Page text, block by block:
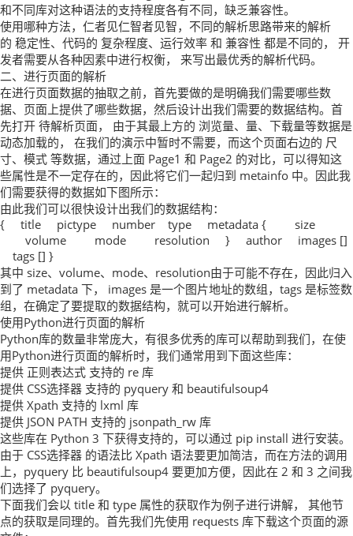
和不同库对这种语法的支持程度各有不同，缺乏兼容性。
使用哪种方法，仁者见仁智者见智，不同的解析思路带来的解析
的 稳定性、代码的 复杂程度、运行效率 和 兼容性 都是不同的， 开
发者需要从各种因素中进行权衡， 来写出最优秀的解析代码。
二、进行页面的解析
在进行页面数据的抽取之前，首先要做的是明确我们需要哪些数
据、页面上提供了哪些数据，然后设计出我们需要的数据结构。首
先打开 待解析页面， 由于其最上方的 浏览量、量、下载量等数据是
动态加载的， 在我们的演示中暂时不需要，而这个页面右边的 尺
寸、模式 等数据，通过上面 Page1 和 Page2 的对比，可以得知这
些属性是不一定存在的，因此将它们一起归到 metainfo 中。因此我
们需要获得的数据如下图所示：
由此我们可以很快设计出我们的数据结构：
{ title pictype number type metadata { size
volume mode resolution } author images []
tags [] }
其中 size、volume、mode、resolution由于可能不存在，因此归入
到了 metadata 下， images 是一个图片地址的数组，tags 是标签数
组，在确定了要提取的数据结构，就可以开始进行解析。
使用Python进行页面的解析
Python库的数量非常庞大，有很多优秀的库可以帮助到我们，在使
用Python进行页面的解析时，我们通常用到下面这些库：
提供 正则表达式 支持的 re 库
提供 CSS选择器 支持的 pyquery 和 beautifulsoup4
提供 Xpath 支持的 lxml 库
提供 JSON PATH 支持的 jsonpath_rw 库
这些库在 Python 3 下获得支持的，可以通过 pip install 进行安装。
由于 CSS选择器 的语法比 Xpath 语法要更加简洁，而在方法的调用
上，pyquery 比 beautifulsoup4 要更加方便，因此在 2 和 3 之间我
们选择了 pyquery。
下面我们会以 title 和 type 属性的获取作为例子进行讲解， 其他节
点的获取是同理的。首先我们先使用 requests 库下载这个页面的源